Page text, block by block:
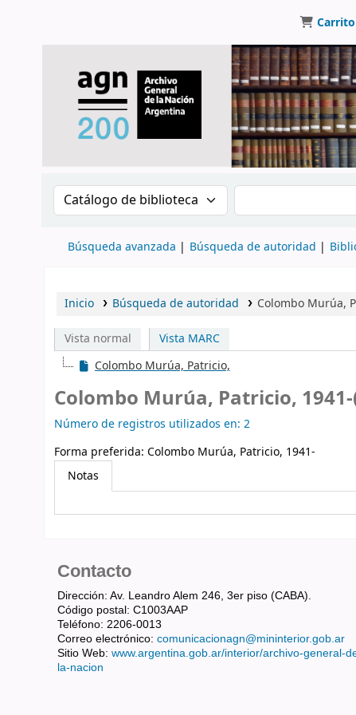
Carrito
Buscar en el catálogo por: Buscar en el
Búsqueda avanzada Búsqueda de autoridad
Inicio Búsqueda de autoridad Colombo Murúa,
Vista normal
Vista MARC
Colombo Murúa, Patricio,
Colombo Murúa, Patricio,
Número de registros utilizados en: 2
Forma preferida: Colombo Murúa, Patricio, 1941-
Notas
Contacto
Dirección: Av. Leandro Alem 246, 3er piso (CABA).
Código postal: C1003AAP
Teléfono: 2206-0013
Correo electrónico: comunicacionagn@mininterior.gob.ar
Sitio Web: www.argentina.gob.ar/interior/archivo-general-
la-nacion